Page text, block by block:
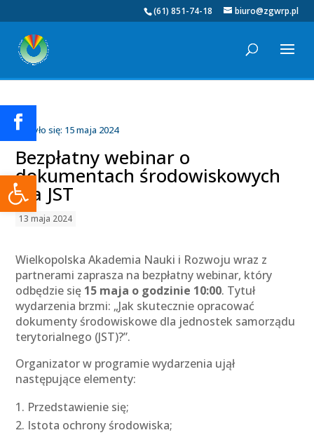
Otwórz pasek narzędzi
(61) 851-74-18 biuro@zgwrp.pl
Odbyło się: 15 maja 2024
Bezpłatny webinar o
dokumentach środowiskowych
dla JST
13 maja 2024
Wielkopolska Akademia Nauki i Rozwoju wraz z
partnerami zaprasza na bezpłatny webinar, który
odbędzie się 15 maja o godzinie 10:00. Tytuł
wydarzenia brzmi: „Jak skutecznie opracować
dokumenty środowiskowe dla jednostek samorządu
terytorialnego (JST)?”.
Organizator w programie wydarzenia ujął
następujące elementy:
Przedstawienie się;
Istota ochrony środowiska;